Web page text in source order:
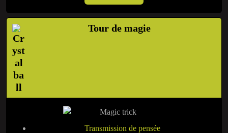
Tour de magie
Transmission de pensée